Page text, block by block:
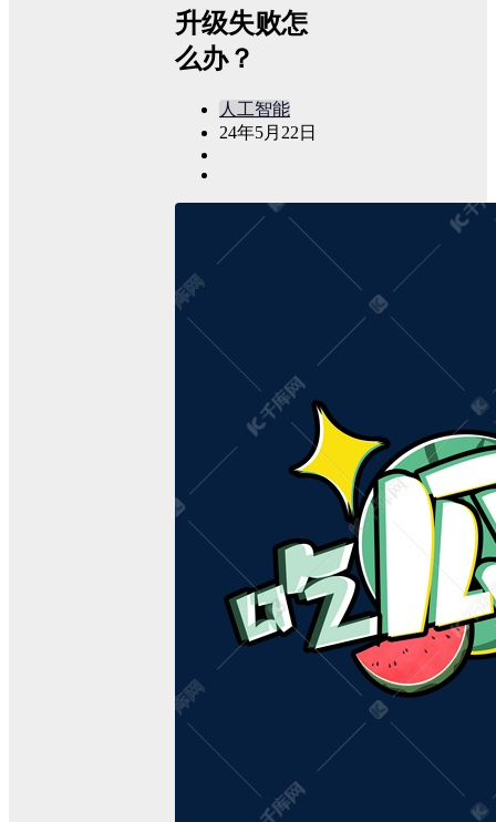
升级失败怎
么办？
人工智能
24年5月22日